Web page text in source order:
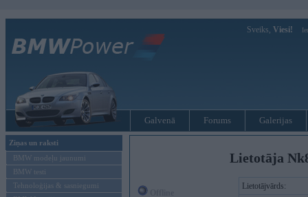
Sveiks, Viesi!
Galvenā Forums Galerijas
Ziņas un raksti
BMW modeļu jaunumi
BMW testi
Tehnoloģijas & sasniegumi
Lietotāja
Lietotājvārds: